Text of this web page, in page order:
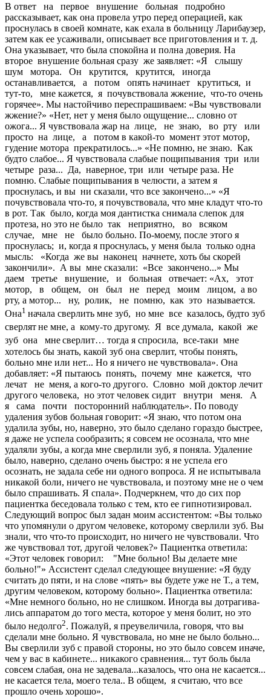
В ответ на первое внушение больная подробно
рассказывает, как она провела утро перед операцией, как
проснулась в своей комнате, как ехала в больницу Ларибаузер,
затем как ее усаживали, описывает все приготовления и т. д.
Она указывает, что была спокойна и полна доверия. На
второе внушение больная сразу же заявляет: «Я слышу
шум мотора. Он крутится, крутится, иногда
останавливается, а потом опять начинает крутиться, и
тут-то, мне кажется, я почувствовала жжение, что-то очень
горячее». Мы настойчиво переспрашиваем: «Вы чувствовали
жжение?» «Нет, нет у меня было ощущение... словно от
ожога... Я чувствовала жар на лице, не знаю, во рту или
просто на лице, а потом в какой-то момент этот мотор,
гудение мотора прекратилось...» «Не помню, не знаю. Как
будто слабое... Я чувствовала слабые пощипывания три или
четыре раза... Да, наверное, три или четыре раза. Не
помню. Слабые пощипывания в челюсти, а затем я
проснулась, и вы ни сказали, что все закончено...» «Я
почувствовала что-то, я почувствовала, что мне кладут что-то
в рот. Так было, когда моя дантистка снимала слепок для
протеза, но это не было так неприятно, во всяком
случае, мне не было больно. По-моему, после этого я
проснулась; и, когда я проснулась, у меня была только одна
мысль: «Когда же вы наконец начнете, хоть бы скорей
закончили». А вы мне сказали: «Все закончено...» Мы
даем третье внушение, и больная отвечает: «Ах, этот
мотор, в общем, он был не перед моим лицом, а во
рту, а мотор... ну, ролик, не помню, как это называется.
Она1 начала сверлить мне зуб, но мне все казалось, будто зуб
сверлятне мне, а кому-то другому. Я все думала, какой же
зуб она мнесверлит… тогда я спросила, все-таки мне
хотелось бы знать, какой зуб она сверлит, чтобы понять,
больно мне или нет... Но я ничего не чувствовала». Она
добавляет: «Я пытаюсь понять, почему мне кажется, что
лечат не меня, а кого-то другого. Словно мой доктор лечит
другого человека, но этот человек сидит внутри меня. А
я сама почти посторонний наблюдатель». По поводу
удаления зубов больная говорит: «Я знаю, что потом она
удалила зубы, но, наверно, это было сделано гораздо быстрее,
я даже не успела сообразить; я совсем не осознала, что мне
удаляли зубы, а когда мне сверлили зуб, я поняла. Удаление
было, наверно, сделано очень быстро: я не успела его
осознать, не задала себе ни одного вопроса. Я не испытывала
никакой боли, ничего не чувствовала, и поэтому мне не о чем
было спрашивать. Я спала». Подчеркнем, что до сих пор
пациентка беседовала только с тем, кто ее гипнотизировал.
Следующий вопрос был задан моим ассистентом: «Вы только
что упомянули о другом человеке, которому сверлили зуб. Вы
знали, что что-то происходит, но ничего не чувствовали. Что
же чувствовал тот, другой человек?» Пациентка ответила:
«Этот человек говорил: "Мне больно! Вы делаете мне
больно!"» Ассистент сделал следующее внушение: «Я буду
считать до пяти, и на слове «пять» вы будете уже не Т., а тем,
другим человеком, которому больно». Пациентка ответила:
«Мне немного больно, но не слишком. Иногда вы дотрагива­
лись аппаратом до того места, которое у меня болит, но это
было недолго2. Пожалуй, я преувеличила, говоря, что вы
сделали мне больно. Я чувствовала, но мне не было больно...
Вы сверлили зуб с правой стороны, но это было совсем иначе,
чем у вас в кабинете... никакого сравнения... тут боль была
совсем слабая, она не задевала...казалось, что она не касается...
не касается тела, моего тела.. В общем, я считаю, что все
прошло очень хорошо».